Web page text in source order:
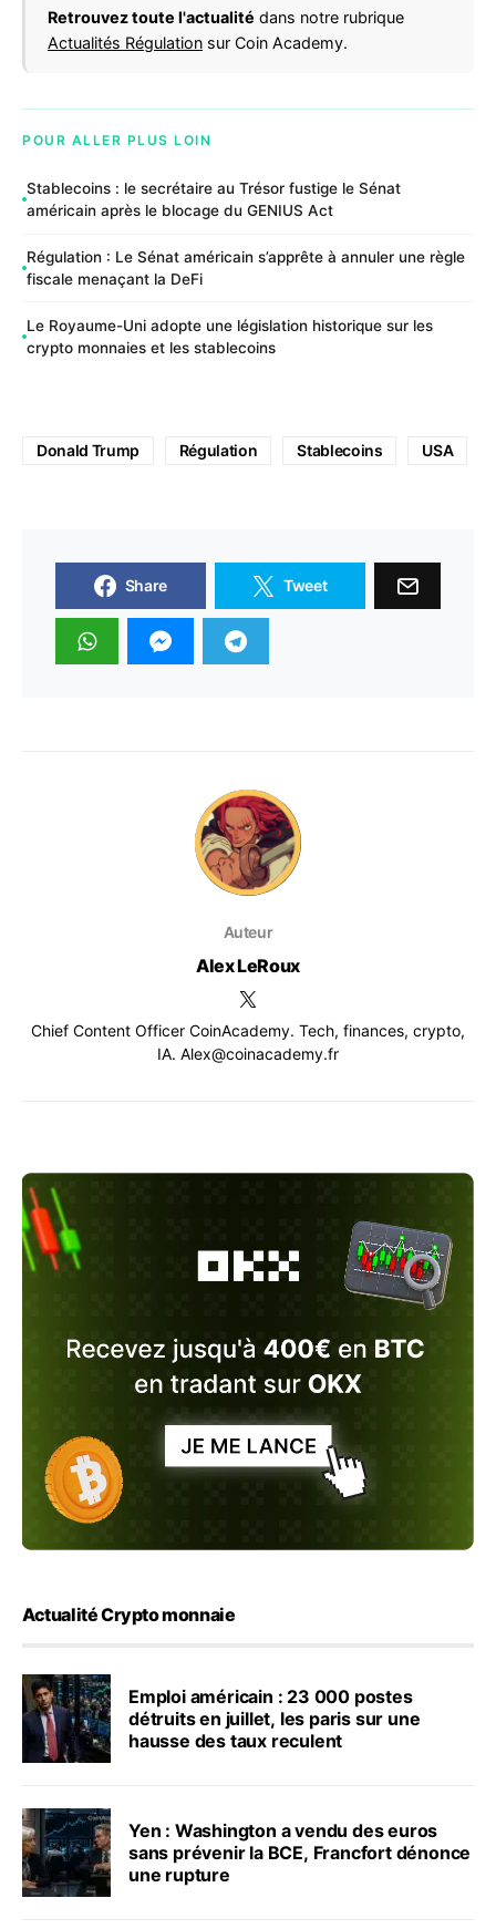
Retrouvez toute l'actualité dans notre rubrique
Actualités Régulation sur Coin Academy.
POUR ALLER PLUS LOIN
Stablecoins : le secrétaire au Trésor fustige le Sénat
américain après le blocage du GENIUS Act
Régulation : Le Sénat américain s’apprête à annuler une règle
fiscale menaçant la DeFi
Le Royaume-Uni adopte une législation historique sur les
crypto monnaies et les stablecoins
Donald Trump Régulation Stablecoins USA
Share Tweet
Auteur
Alex LeRoux
Chief Content Officer CoinAcademy. Tech, finances, crypto,
IA. Alex@coinacademy.fr
Actualité Crypto monnaie
Emploi américain : 23 000 postes
détruits en juillet, les paris sur une
hausse des taux reculent
Yen : Washington a vendu des euros
sans prévenir la BCE, Francfort dénonce
une rupture